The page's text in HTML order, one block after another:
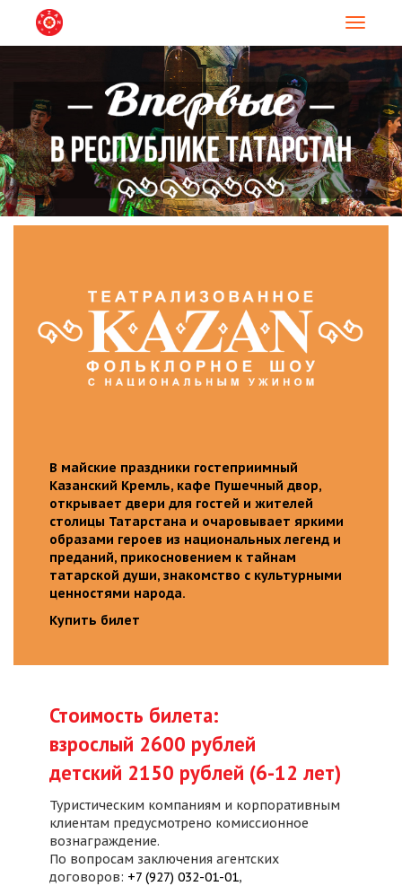
В майские праздники гостеприимный
Казанский Кремль, кафе Пушечный двор,
открывает двери для гостей и жителей
столицы Татарстана и очаровывает яркими
образами героев из национальных легенд и
преданий, прикосновением к тайнам
татарской души, знакомство с культурными
ценностями народа.
Купить билет
Стоимость билета:
взрослый 2600 рублей
детский 2150 рублей (6-12 лет)
Туристическим компаниям и корпоративным
клиентам предусмотрено комиссионное
вознаграждение.
По вопросам заключения агентских
договоров: +7 (927) 032-01-01,